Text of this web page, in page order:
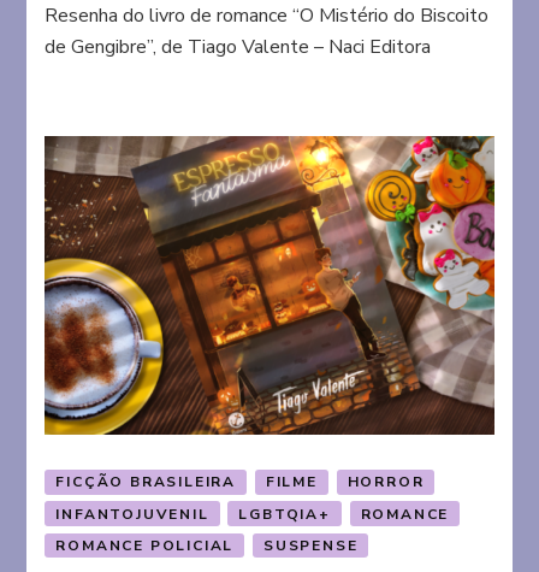
Mistério
do
Resenha do livro de romance “O Mistério do Biscoito
de Gengibre”, de Tiago Valente – Naci Editora
FICÇÃO BRASILEIRA FILME
HORROR
INFANTOJUVENIL
LGBTQIA+
ROMANCE
ROMANCE POLICIAL
SUSPENSE